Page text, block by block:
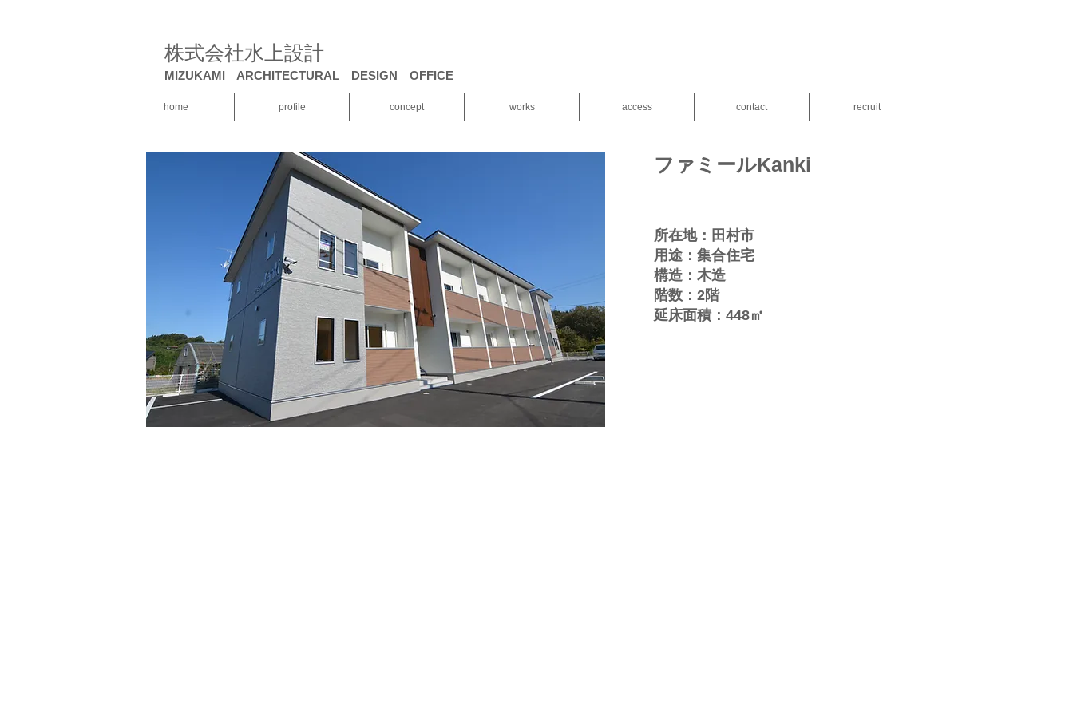
株式会社水上設計
MIZUKAMI ARCHITECTURAL DESIGN OFFICE
home profile concept works access contact recruit
ファミールKanki
所在地：田村市
用途：集合住宅
構造：木造
階数：2階
延床面積：448㎡